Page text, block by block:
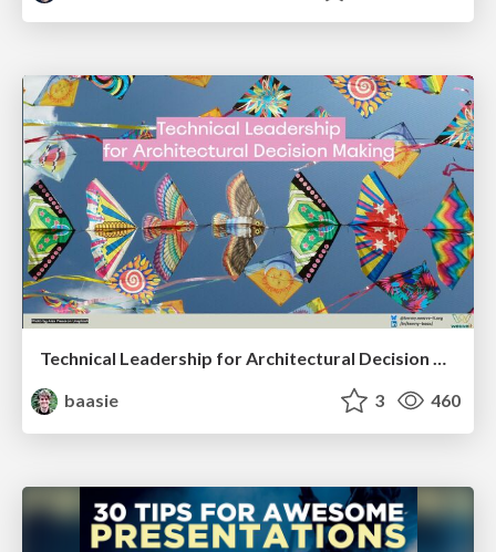
Technical Leadership for Architectural Decision Making
baasie
3 460